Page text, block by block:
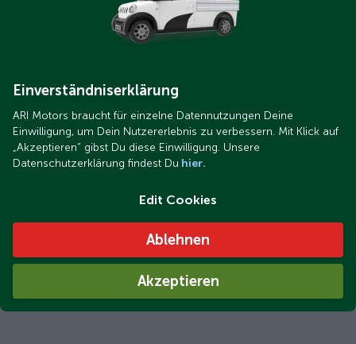
Einverständniserklärung
ARI Motors braucht für einzelne Datennutzungen Deine
Einwilligung, um Dein Nutzererlebnis zu verbessern. Mit Klick auf
„Akzeptieren“ gibst Du diese Einwilligung. Unsere
Datenschutzerklärung findest Du hier.
Edit Cookies
Ablehnen
Akzeptieren